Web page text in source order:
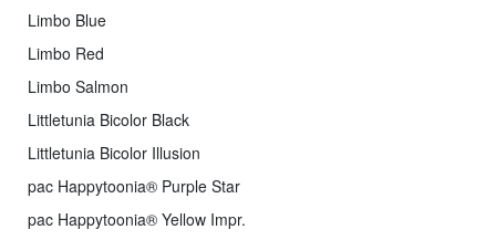
Limbo Blue
Limbo Red
Limbo Salmon
Littletunia Bicolor Black
Littletunia Bicolor Illusion
pac Happytoonia® Purple Star
pac Happytoonia® Yellow Impr.